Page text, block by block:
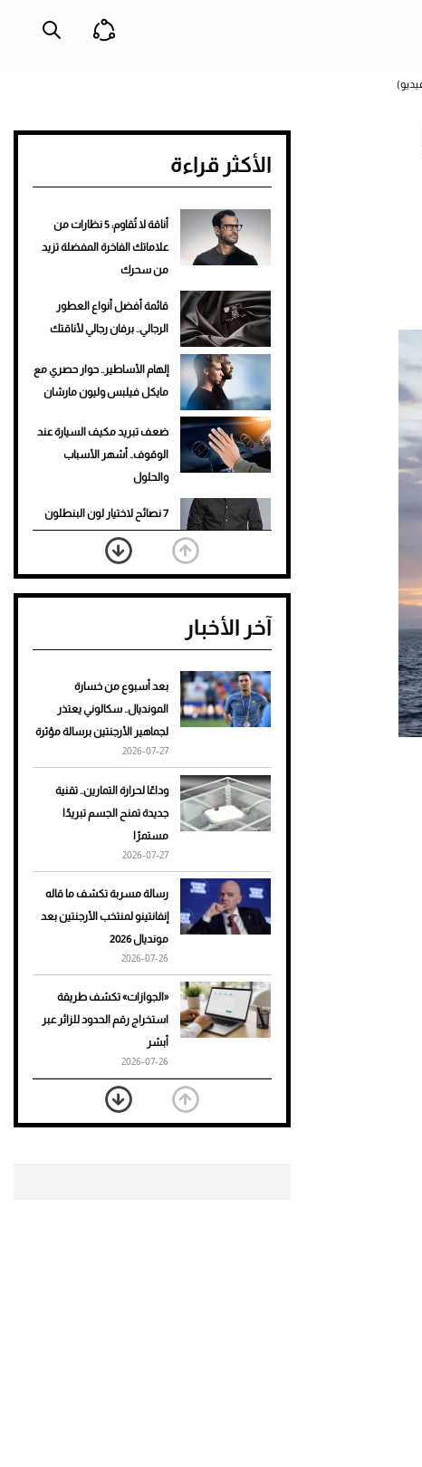
الأكثر قراءة
أناقة لا تُقاوم: 5 نظارات من
علاماتك الفاخرة المفضلة تزيد
من سحرك
قائمة أفضل أنواع العطور
الرجالي.. برفان رجالي لأناقتك
إلهام الأساطير.. حوار حصري مع
مايكل فيلبس وليون مارشان
ضعف تبريد مكيف السيارة عند
الوقوف.. أشهر الأسباب
والحلول
7 نصائح لاختيار لون البنطلون
المناسب للقميص الأسود
نرى المستقبل من خلال
تصميماتنا.. كيف حجزت 1886
تمنحك فخامة استثنائية
هوى الأبطال
أفضل تدريج للشعر الطويل
لإطلالة جريئة وعصرية
للرجال
آخر الأخبار
بعد أسبوع من خسارة
المونديال.. سكالوني يعتذر
لجماهير الأرجنتين برسالة مؤثرة
2026-07-27
وداعًا لحرارة التمارين.. تقنية
جديدة تمنح الجسم تبريدًا
مستمرًا
2026-07-27
رسالة مسربة تكشف ما قاله
إنفانتينو لمنتخب الأرجنتين بعد
مونديال 2026
2026-07-26
«الجوازات» تكشف طريقة
استخراج رقم الحدود للزائر عبر
أبشر
2026-07-26
بعد 7 أشهر من تعرضه لحادث
مروع.. جوشوا يفوز على برينغا